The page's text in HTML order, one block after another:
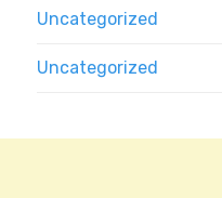
Uncategorized
Uncategorized